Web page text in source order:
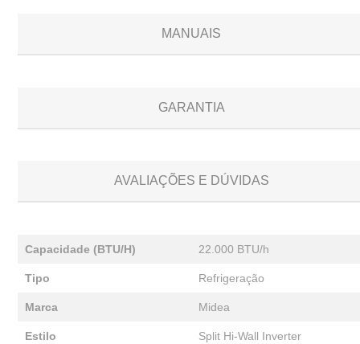
MANUAIS
GARANTIA
AVALIAÇÕES E DÚVIDAS
Capacidade (BTU/H) 22.000 BTU/h
Tipo Refrigeração
Marca Midea
Estilo Split Hi-Wall Inverter